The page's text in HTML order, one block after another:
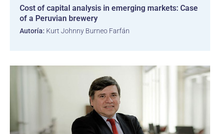
Cost of capital analysis in emerging markets: Case
of a Peruvian brewery
Autoría: Kurt Johnny Burneo Farfán